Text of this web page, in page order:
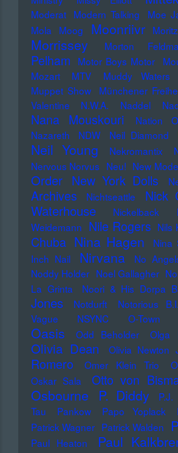
Moderat Modern Talking Moe
Mola
Moog Moonriivr
Morrissey Morton
Pelham
Motor Boys Motor
Mozart
MTV Muddy Waters
Muppet Show
Münchener
Valentine
N.W.A. Naddel
Nana Mouskouri
Nation
Nazareth
NDW Neil Diamond
Neil Young Nekromantix
Nervous Norvus Neu! New
Order New York Dolls
Archives
Nichtseattle Nick
Waterhouse
Nickelback
Weidemann Nile Rogers Nils
Chuba Nina Hagen Nina
Inch Nail
Nirvana No
Noddy Holder Noel Gallagher
La Grinta
Noori & His Dorpa
Jones
Notdurft Notorious
Vague
NSYNC O-Town
Oasis Odd Beholder Olga
Olivia Dean Olivia Newton
Romero
Omer Klein Trio
Oskar Sala
Otto von
Osbourne
P. Diddy
Tau
Pankow Papo Yoplack
Patrick Wagner Patrick Walden
Paul Heaton Paul